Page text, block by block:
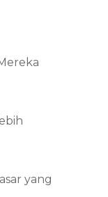
yang